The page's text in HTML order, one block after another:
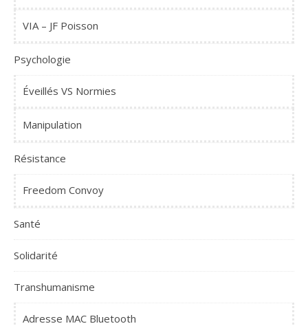
VIA – JF Poisson
Psychologie
Éveillés VS Normies
Manipulation
Résistance
Freedom Convoy
Santé
Solidarité
Transhumanisme
Adresse MAC Bluetooth